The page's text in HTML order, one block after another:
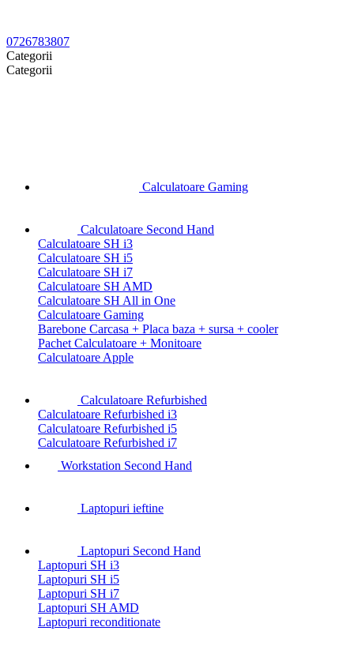
0726783807
Categorii
Categorii
Calculatoare Gaming
Calculatoare Second Hand
Calculatoare SH i3
Calculatoare SH i5
Calculatoare SH i7
Calculatoare SH AMD
Calculatoare SH All in One
Calculatoare Gaming
Barebone Carcasa + Placa baza + sursa + cooler
Pachet Calculatoare + Monitoare
Calculatoare Apple
Calculatoare Refurbished
Calculatoare Refurbished i3
Calculatoare Refurbished i5
Calculatoare Refurbished i7
Workstation Second Hand
Laptopuri ieftine
Laptopuri Second Hand
Laptopuri SH i3
Laptopuri SH i5
Laptopuri SH i7
Laptopuri SH AMD
Laptopuri reconditionate